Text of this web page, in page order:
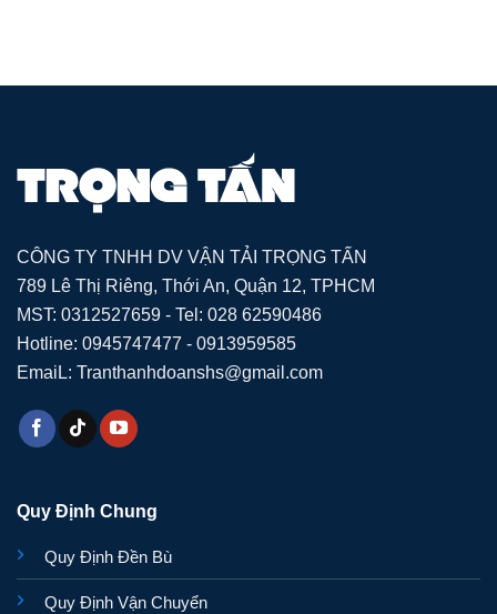
CÔNG TY TNHH DV VẬN TẢI TRỌNG TẤN
789 Lê Thị Riêng, Thới An, Quận 12, TPHCM
MST: 0312527659 - Tel: 028 62590486
Hotline: 0945747477 - 0913959585
EmaiL: Tranthanhdoanshs@gmail.com
Quy Định Chung
Quy Định Đền Bù
Quy Định Vận Chuyển